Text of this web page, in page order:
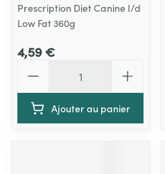
Prescription Diet Canine I/d
Low Fat 360g
4,59 €
Ajouter au panier